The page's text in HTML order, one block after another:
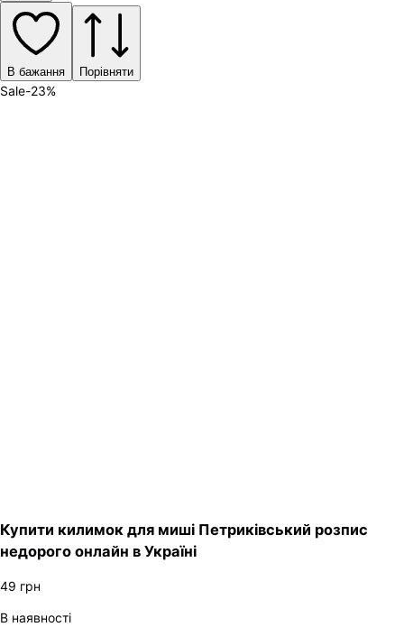
В бажання Порівняти
Sale-23%
Купити килимок для миші Петриківський розпис
недорого онлайн в Україні
49 грн
В наявності